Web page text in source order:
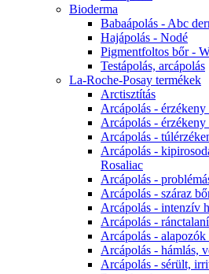
Bioderma
Babaápolás - Abc
Hajápolás - Nodé
Pigmentfoltos bőr -
Testápolás, arcápolás
La-Roche-Posay termékek
Arctisztítás
Arcápolás - érzékeny
Arcápolás -
Arcápolás -
Arcápolás -
Rosaliac
Arcápolás -
Arcápolás - száraz
Arcápolás - intenzív
Arcápolás -
Arcápolás -
Arcápolás - hámlás,
Arcápolás - sérült,